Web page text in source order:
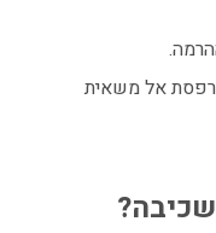
אל משאית